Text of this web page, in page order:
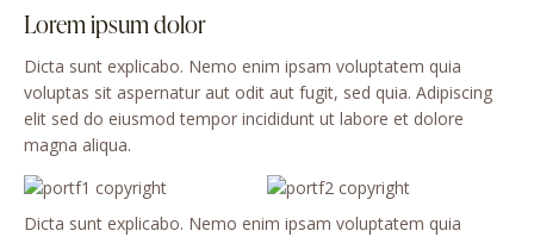
Lorem ipsum dolor
Dicta sunt explicabo. Nemo enim ipsam voluptatem quia
voluptas sit aspernatur aut odit aut fugit, sed quia. Adipiscing
elit sed do eiusmod tempor incididunt ut labore et dolore
magna aliqua.
Dicta sunt explicabo. Nemo enim ipsam voluptatem quia